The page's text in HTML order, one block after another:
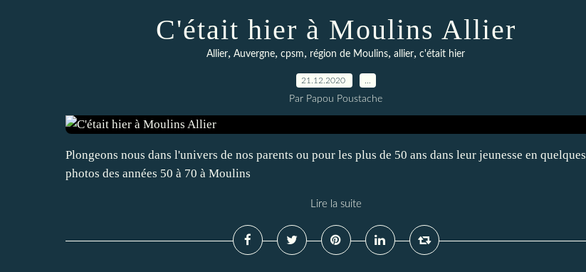
C'était hier à Moulins Allier
Allier, Auvergne, cpsm, région de Moulins, allier, c'était hier
21.12.2020
Par Papou Poustache
Plongeons nous dans l'univers de nos parents ou pour les plus de 50 ans dans leur jeunesse en quelques
photos des années 50 à 70 à Moulins
Lire la suite